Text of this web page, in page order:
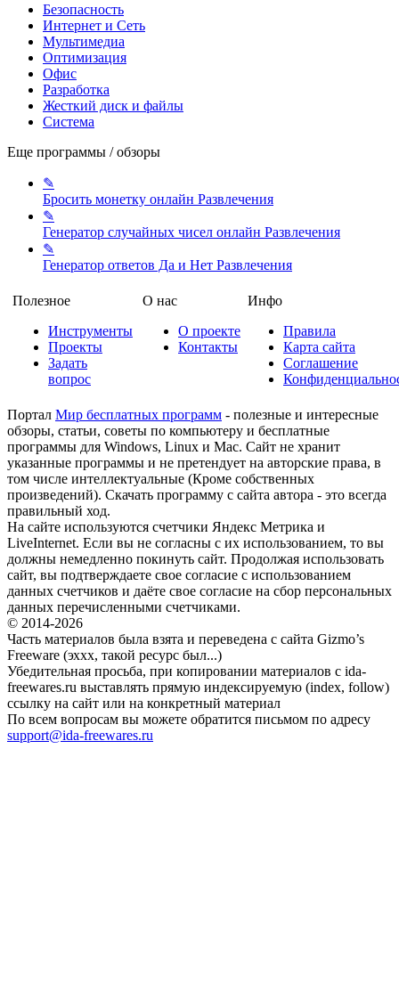
Безопасность
Интернет и Сеть
Мультимедиа
Оптимизация
Офис
Разработка
Жесткий диск и файлы
Система
Еще программы / обзоры
✎
Бросить монетку онлайн Развлечения
✎
Генератор случайных чисел онлайн Развлечения
✎
Генератор ответов Да и Нет Развлечения
Полезное
Инструменты
Проекты
Задать
вопрос
О нас
О проекте
Контакты
Инфо
Правила
Карта сайта
Соглашение
Портал Мир бесплатных программ - полезные и интересные
обзоры, статьи, советы по компьютеру и бесплатные
программы для Windows, Linux и Mac. Сайт не хранит
указанные программы и не претендует на авторские права, в
том числе интеллектуальные (Кроме собственных
произведений). Скачать программу с сайта автора - это всегда
правильный ход.
На сайте используются счетчики Яндекс Метрика и
LiveInternet. Если вы не согласны с их использованием, то вы
должны немедленно покинуть сайт. Продолжая использовать
сайт, вы подтверждаете свое согласие с использованием
данных счетчиков и даёте свое согласие на сбор персональных
данных перечисленными счетчиками.
© 2014-2026
Часть материалов была взята и переведена с сайта Gizmo’s
Freeware (эххх, такой ресурс был...)
Убедительная просьба, при копировании материалов с ida-
freewares.ru выставлять прямую индексируемую (index, follow)
ссылку на сайт или на конкретный материал
По всем вопросам вы можете обратится письмом по адресу
support@ida-freewares.ru